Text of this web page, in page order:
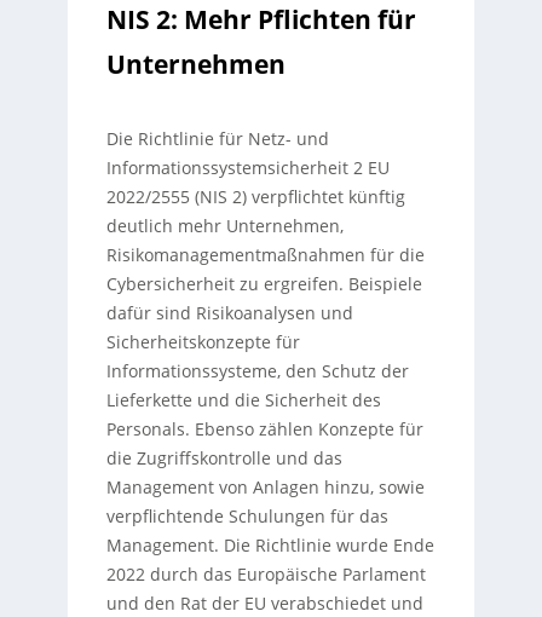
NIS 2: Mehr Pflichten für
Unternehmen
Die Richtlinie für Netz- und
Informationssystemsicherheit 2 EU
2022/2555 (NIS 2) verpflichtet künftig
deutlich mehr Unternehmen,
Risikomanagementmaßnahmen für die
Cybersicherheit zu ergreifen. Beispiele
dafür sind Risikoanalysen und
Sicherheitskonzepte für
Informationssysteme, den Schutz der
Lieferkette und die Sicherheit des
Personals. Ebenso zählen Konzepte für
die Zugriffskontrolle und das
Management von Anlagen hinzu, sowie
verpflichtende Schulungen für das
Management. Die Richtlinie wurde Ende
2022 durch das Europäische Parlament
und den Rat der EU verabschiedet und